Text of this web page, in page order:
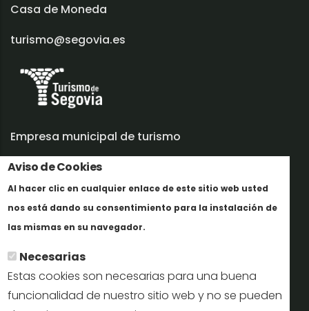
Aviso de Cookies
Al hacer clic en cualquier enlace de este sitio web usted
nos está dando su consentimiento para la instalación de
las mismas en su navegador.
Necesarias
Estas cookies son necesarias para una buena
funcionalidad de nuestro sitio web y no se pueden
Casa de Moneda
turismo@segovia.es
Empresa municipal de turismo
Trabaja con nosotros
Informes y documentación
Perfil del contratante
Oficinas de Turismo
reservas@turismodesegovia.com